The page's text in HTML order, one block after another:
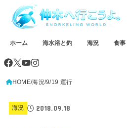
ホーム 海水浴と釣 海況 食事
HOME 海況 9/19 運行
海況 2018.09.18